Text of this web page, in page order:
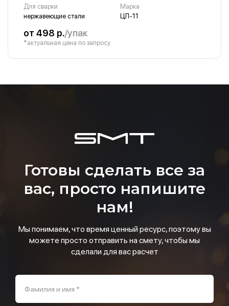
Для сварки
нержавеющие стали
Марка
ЦЛ-11
от 498 р./упак
*актуальная цена по запросу
Готовы сделать все за
вас, просто напишите
нам!
Мы понимаем, что время ценный ресурс, поэтому вы
можете просто отправить на смету, чтобы мы
сделали для вас расчет
Фамилия и имя *